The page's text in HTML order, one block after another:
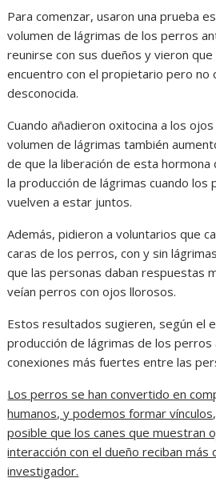
Para comenzar, usaron una prueba
volumen de lágrimas de los perros
reunirse con sus dueños y vieron
encuentro con el propietario pero no
desconocida.
Cuando añadieron oxitocina a los
volumen de lágrimas también
de que la liberación de esta hormona
la producción de lágrimas cuando los
vuelven a estar juntos.
Además, pidieron a voluntarios que
caras de los perros, con y sin
que las personas daban respuestas
veían perros con ojos llorosos.
Estos resultados sugieren, según el
producción de lágrimas de los
conexiones más fuertes entre las
Los perros se han convertido en
humanos, y podemos formar
posible que los canes que muestran
interacción con el dueño reciban más
investigador.